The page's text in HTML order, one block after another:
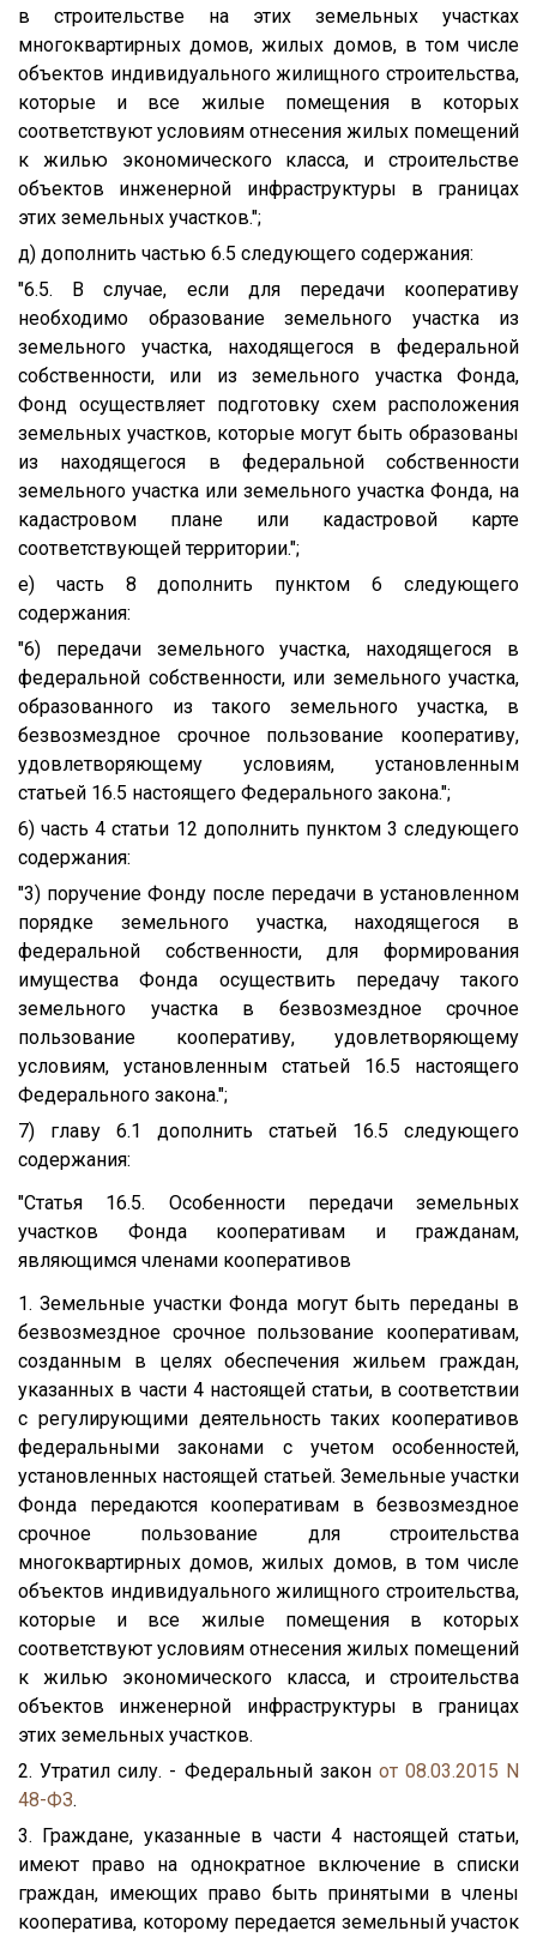
в строительстве на этих земельных участках
многоквартирных домов, жилых домов, в том числе
объектов индивидуального жилищного строительства,
которые и все жилые помещения в которых
соответствуют условиям отнесения жилых помещений
к жилью экономического класса, и строительстве
объектов инженерной инфраструктуры в границах
этих земельных участков.";
д) дополнить частью 6.5 следующего содержания:
"6.5. В случае, если для передачи кооперативу
необходимо образование земельного участка из
земельного участка, находящегося в федеральной
собственности, или из земельного участка Фонда,
Фонд осуществляет подготовку схем расположения
земельных участков, которые могут быть образованы
из находящегося в федеральной собственности
земельного участка или земельного участка Фонда, на
кадастровом плане или кадастровой карте
соответствующей территории.";
е) часть 8 дополнить пунктом 6 следующего
содержания:
"6) передачи земельного участка, находящегося в
федеральной собственности, или земельного участка,
образованного из такого земельного участка, в
безвозмездное срочное пользование кооперативу,
удовлетворяющему условиям, установленным
статьей 16.5 настоящего Федерального закона.";
6) часть 4 статьи 12 дополнить пунктом 3 следующего
содержания:
"3) поручение Фонду после передачи в установленном
порядке земельного участка, находящегося в
федеральной собственности, для формирования
имущества Фонда осуществить передачу такого
земельного участка в безвозмездное срочное
пользование кооперативу, удовлетворяющему
условиям, установленным статьей 16.5 настоящего
Федерального закона.";
7) главу 6.1 дополнить статьей 16.5 следующего
содержания:
"Статья 16.5. Особенности передачи земельных
участков Фонда кооперативам и гражданам,
являющимся членами кооперативов
1. Земельные участки Фонда могут быть переданы в
безвозмездное срочное пользование кооперативам,
созданным в целях обеспечения жильем граждан,
указанных в части 4 настоящей статьи, в соответствии
с регулирующими деятельность таких кооперативов
федеральными законами с учетом особенностей,
установленных настоящей статьей. Земельные участки
Фонда передаются кооперативам в безвозмездное
срочное пользование для строительства
многоквартирных домов, жилых домов, в том числе
объектов индивидуального жилищного строительства,
которые и все жилые помещения в которых
соответствуют условиям отнесения жилых помещений
к жилью экономического класса, и строительства
объектов инженерной инфраструктуры в границах
этих земельных участков.
2. Утратил силу. - Федеральный закон от 08.03.2015 N
48-ФЗ.
3. Граждане, указанные в части 4 настоящей статьи,
имеют право на однократное включение в списки
граждан, имеющих право быть принятыми в члены
кооператива, которому передается земельный участок